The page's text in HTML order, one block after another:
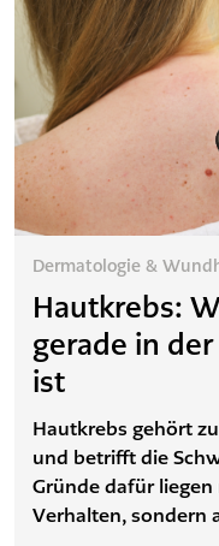
Dermatologie &
Hautkrebs:
gerade in
ist
Hautkrebs gehört
und betrifft die
Gründe dafür
Verhalten, sondern